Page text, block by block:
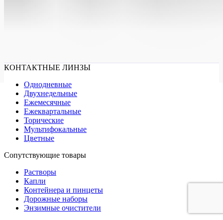
КОНТАКТНЫЕ ЛИНЗЫ
Однодневные
Двухнедельные
Ежемесячные
Ежеквартальные
Торические
Мультифокальные
Цветные
Сопутствующие товары
Растворы
Капли
Контейнера и пинцеты
Дорожные наборы
Энзимные очистители